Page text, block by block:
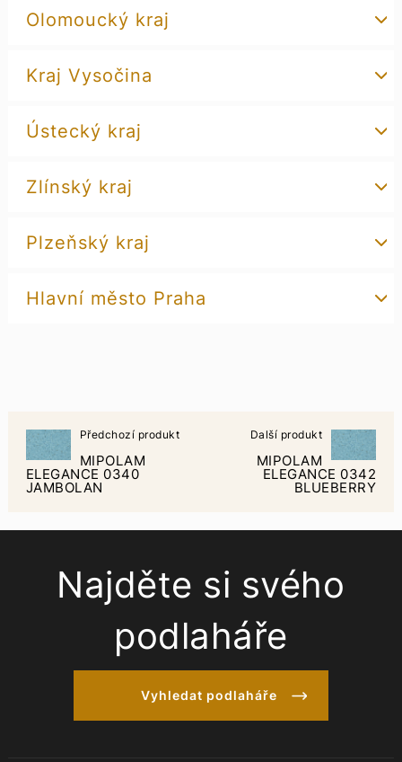
Olomoucký kraj
Kraj Vysočina
Ústecký kraj
Zlínský kraj
Plzeňský kraj
Hlavní město Praha
Předchozí produkt
MIPOLAM
ELEGANCE 0340
JAMBOLAN
Další produkt
MIPOLAM
ELEGANCE 0342
BLUEBERRY
Najděte si svého
podlaháře
Vyhledat podlaháře